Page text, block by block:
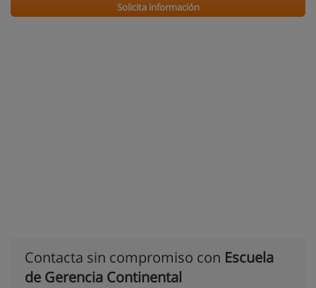
Solicita información
Contacta sin compromiso con Escuela
de Gerencia Continental